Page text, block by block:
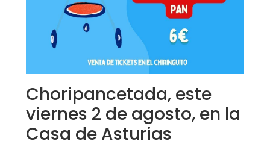
Choripancetada, este
viernes 2 de agosto, en la
Casa de Asturias